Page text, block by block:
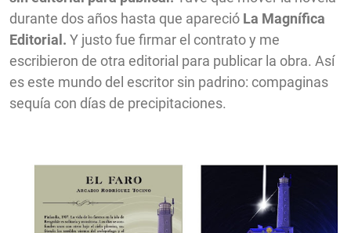
durante dos años hasta que apareció La Magnífica
Editorial. Y justo fue firmar el contrato y me
escribieron de otra editorial para publicar la obra. Así
es este mundo del escritor sin padrino: compaginas
sequía con días de precipitaciones.